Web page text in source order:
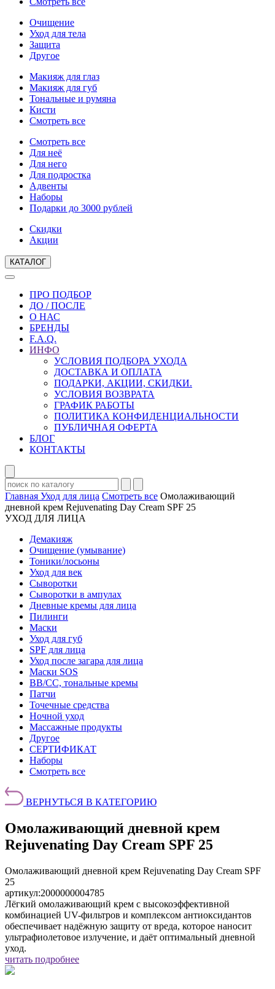
Очищение
Уход для тела
Защита
Другое
Макияж для глаз
Макияж для губ
Тональные и румяна
Кисти
Смотреть все
Смотреть все
Для неё
Для него
Для подростка
Адвенты
Наборы
Подарки до 3000 рублей
Скидки
Акции
КАТАЛОГ
ПРО ПОДБОР
ДО / ПОСЛЕ
О НАС
БРЕНДЫ
F.A.Q.
ИНФО
УСЛОВИЯ ПОДБОРА УХОДА
ДОСТАВКА И ОПЛАТА
ПОДАРКИ, АКЦИИ, СКИДКИ.
УСЛОВИЯ ВОЗВРАТА
ГРАФИК РАБОТЫ
ПОЛИТИКА КОНФИДЕНЦИАЛЬНОСТИ
ПУБЛИЧНАЯ ОФЕРТА
БЛОГ
КОНТАКТЫ
Главная Уход для лица Смотреть все Омолаживающий
дневной крем Rejuvenating Day Cream SPF 25
УХОД ДЛЯ ЛИЦА
Демакияж
Очищение (умывание)
Тоники/лосьоны
Уход для век
Сыворотки
Сыворотки в ампулах
Дневные кремы для лица
Пилинги
Маски
Уход для губ
SPF для лица
Уход после загара для лица
Маски SOS
BB/CC, тональные кремы
Патчи
Точечные средства
Ночной уход
Массажные продукты
Другое
СЕРТИФИКАТ
Наборы
Смотреть все
ВЕРНУТЬСЯ В КАТЕГОРИЮ
Омолаживающий дневной крем
Rejuvenating Day Cream SPF 25
Омолаживающий дневной крем Rejuvenating Day Cream SPF
25
артикул:2000000004785
Лёгкий омолаживающий крем с высокоэффективной
комбинацией UV-фильтров и комплексом антиоксидантов
обеспечивает надёжную защиту от вреда, которое наносит
ультрафиолетовое излучение, и даёт оптимальный дневной
уход.
читать подробнее